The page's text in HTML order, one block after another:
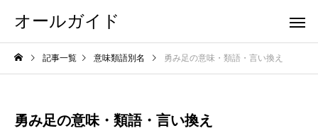
オールガイド
記事一覧 意味類語別名 勇み足の意味・類語・言い換え
勇み足の意味・類語・言い換え